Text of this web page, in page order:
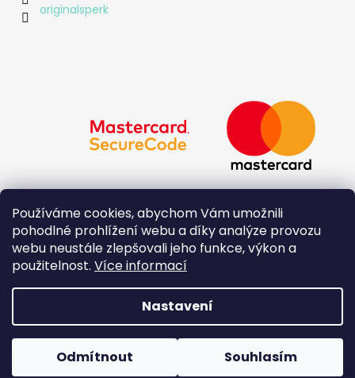
Používáme cookies, abychom Vám umožnili
pohodlné prohlížení webu a díky analýze provozu
webu neustále zlepšovali jeho funkce, výkon a
použitelnost. Více informací
Nastavení
Odmítnout Souhlasím
originalsperk
Copyright 2026Originál - Šperk Daniela Roudná.
Všechna práva vyhrazena.
Upravit nastavení cookies